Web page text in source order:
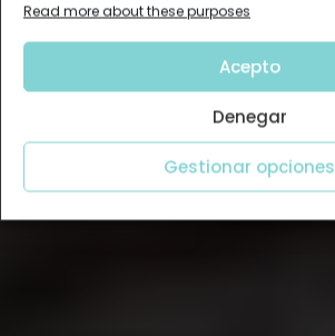
Read more about these purposes
Acepto
Denegar
Gestionar opciones